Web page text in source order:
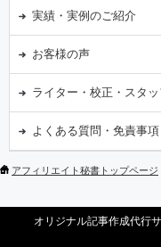
実績・実例のご紹介
お客様の声
ライター・校正・スタ
よくある質問・免責事項
アフィリエイト秘書トップページ
オリジナル記事作成代行